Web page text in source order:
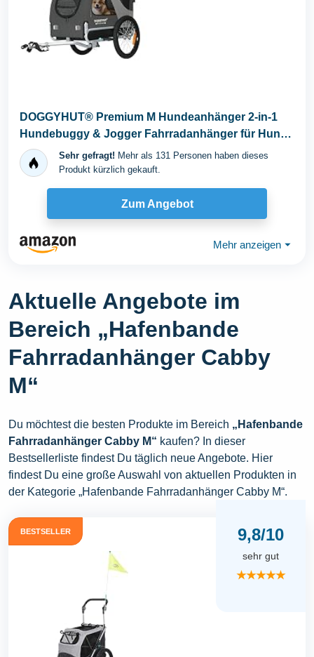
DOGGYHUT® Premium M Hundeanhänger 2-in-1
Hundebuggy & Jogger Fahrradanhänger für Hunde
bis 23kgSehr gefragt! Mehr als 131 Personen haben dieses
Produkt kürzlich gekauft.
Zum Angebot
Mehr anzeigen ⏷
Aktuelle Angebote im
Bereich „Hafenbande
Fahrradanhänger Cabby
M“
Du möchtest die besten Produkte im Bereich „Hafenbande
Fahrradanhänger Cabby M“ kaufen? In dieser
Bestsellerliste findest Du täglich neue Angebote. Hier
findest Du eine große Auswahl von aktuellen Produkten in
der Kategorie „Hafenbande Fahrradanhänger Cabby M“.
BESTSELLER 9,8/10
sehr gut
★★★★★